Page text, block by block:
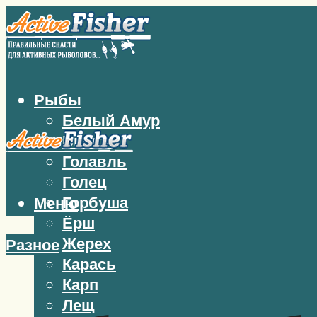
Рыбы
Белый Амур
Бычок
Голавль
Голец
Горбуша
Ёрш
Жерех
Карась
Карп
Лещ
Меню
Разное